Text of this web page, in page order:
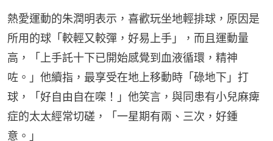
熱愛運動的朱潤明表示，喜歡玩坐地輕排球，原因是
所用的球「較輕又較彈，好易上手」，而且運動量
高，「上手託十下已開始感覺到血液循環，精神
咗。」他續指，最享受在地上移動時「碌地下」打
球，「好自由自在㗎！」他笑言，與同患有小兒麻痺
症的太太經常切磋，「一星期有兩、三次，好鍾
意。」